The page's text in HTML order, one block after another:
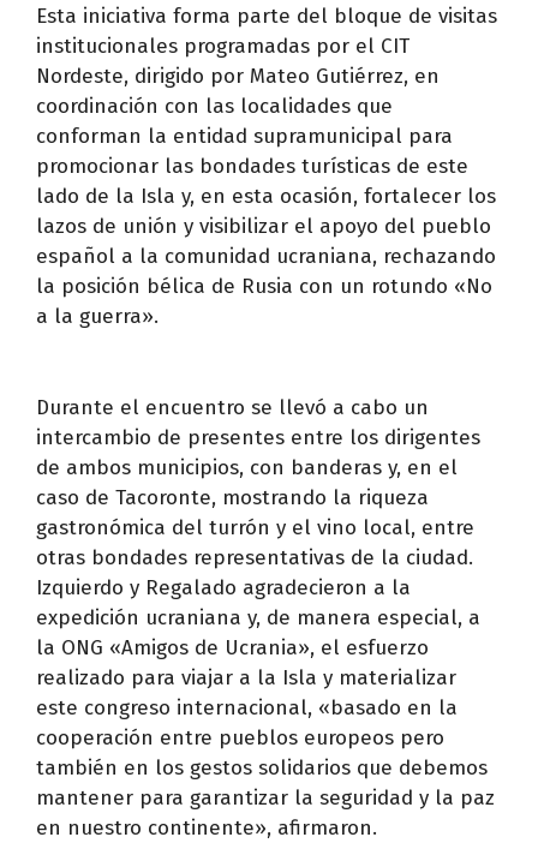
Esta iniciativa forma parte del bloque de visitas
institucionales programadas por el CIT
Nordeste, dirigido por Mateo Gutiérrez, en
coordinación con las localidades que
conforman la entidad supramunicipal para
promocionar las bondades turísticas de este
lado de la Isla y, en esta ocasión, fortalecer los
lazos de unión y visibilizar el apoyo del pueblo
español a la comunidad ucraniana, rechazando
la posición bélica de Rusia con un rotundo «No
a la guerra».
Durante el encuentro se llevó a cabo un
intercambio de presentes entre los dirigentes
de ambos municipios, con banderas y, en el
caso de Tacoronte, mostrando la riqueza
gastronómica del turrón y el vino local, entre
otras bondades representativas de la ciudad.
Izquierdo y Regalado agradecieron a la
expedición ucraniana y, de manera especial, a
la ONG «Amigos de Ucrania», el esfuerzo
realizado para viajar a la Isla y materializar
este congreso internacional, «basado en la
cooperación entre pueblos europeos pero
también en los gestos solidarios que debemos
mantener para garantizar la seguridad y la paz
en nuestro continente», afirmaron.